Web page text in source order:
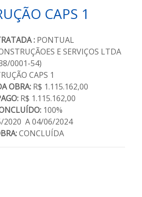
CAPS 1
: PONTUAL
E SERVIÇOS LTDA
0001-54)
CAPS 1
OBRA: R$ 1.115.162,00
R$ 1.115.162,00
100%
2020 A 04/06/2024
CONCLUÍDA